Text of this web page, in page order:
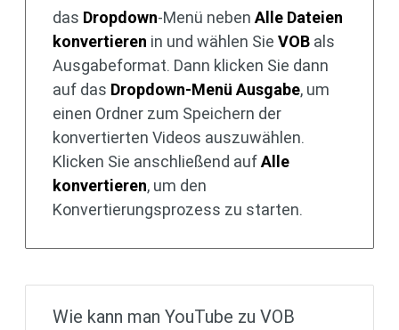
das Dropdown-Menü neben Alle Dateien
konvertieren in und wählen Sie VOB als
Ausgabeformat. Dann klicken Sie dann
auf das Dropdown-Menü Ausgabe, um
einen Ordner zum Speichern der
konvertierten Videos auszuwählen.
Klicken Sie anschließend aufAlle
konvertieren, um den
Konvertierungsprozess zu starten.
Wie kann man YouTube zu VOB